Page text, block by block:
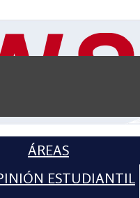
ÁREAS
ESTUDIANTIL